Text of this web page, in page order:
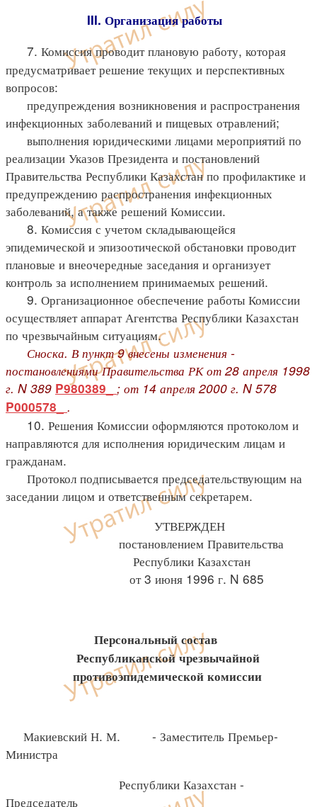
III. Организация работы
7. Комиссия проводит плановую работу, которая
предусматривает решение текущих и перспективных
вопросов:
предупреждения возникновения и распространения
инфекционных заболеваний и пищевых отравлений;
выполнения юридическими лицами мероприятий по
реализации Указов Президента и постановлений
Правительства Республики Казахстан по профилактике и
предупреждению распространения инфекционных
заболеваний, а также решений Комиссии.
8. Комиссия с учетом складывающейся
эпидемической и эпизоотической обстановки проводит
плановые и внеочередные заседания и организует
контроль за исполнением принимаемых решений.
9. Организационное обеспечение работы Комиссии
осуществляет аппарат Агентства Республики Казахстан
по чрезвычайным ситуациям.
Сноска. В пункт 9 внесены изменения -
постановлениями Правительства РК от 28 апреля 1998
г. N 389 P980389_ ; от 14 апреля 2000 г. N 578
P000578_ .
10. Решения Комиссии оформляются протоколом и
направляются для исполнения юридическим лицам и
гражданам.
Протокол подписывается председательствующим на
заседании лицом и ответственным секретарем.
УТВЕРЖДЕН
постановлением Правительства
Республики Казахстан
от 3 июня 1996 г. N 685
Персональный состав
Республиканской чрезвычайной
противоэпидемической комиссии
Макиевский Н. М. - Заместитель Премьер-
Министра
Республики Казахстан -
Председатель